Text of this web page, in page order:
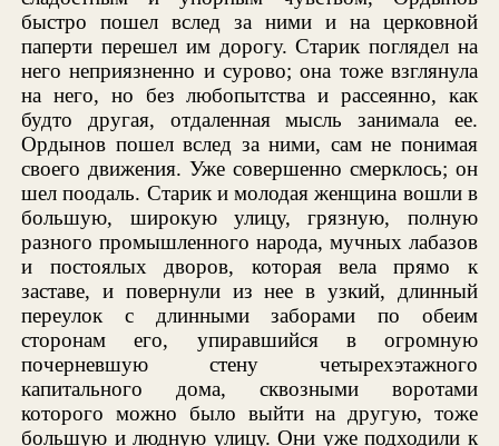
быстро пошел вслед за ними и на церковной
паперти перешел им дорогу. Старик поглядел на
него неприязненно и сурово; она тоже взглянула
на него, но без любопытства и рассеянно, как
будто другая, отдаленная мысль занимала ее.
Ордынов пошел вслед за ними, сам не понимая
своего движения. Уже совершенно смерклось; он
шел поодаль. Старик и молодая женщина вошли в
большую, широкую улицу, грязную, полную
разного промышленного народа, мучных лабазов
и постоялых дворов, которая вела прямо к
заставе, и повернули из нее в узкий, длинный
переулок с длинными заборами по обеим
сторонам его, упиравшийся в огромную
почерневшую стену четырехэтажного
капитального дома, сквозными воротами
которого можно было выйти на другую, тоже
большую и людную улицу. Они уже подходили к